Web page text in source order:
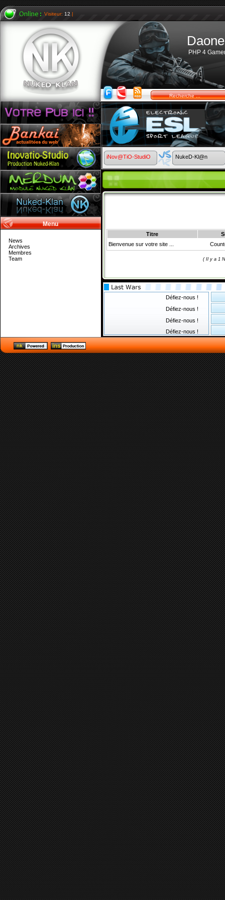
Visiteur: 12 |
PHP 4
Menu
News
Archives
Membres
Team
iNov@TiO-StudiO NukeD-Kl@n
Titre
Bienvenue sur votre site ...
( Il y a 1
Défiez-nous !
Défiez-nous !
Défiez-nous !
Défiez-nous !